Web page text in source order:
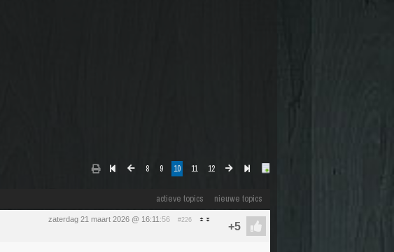
8 9 10 11 12
actieve topics nieuwe topics
zaterdag 21 maart 2026 @ 16:11 :56 #226